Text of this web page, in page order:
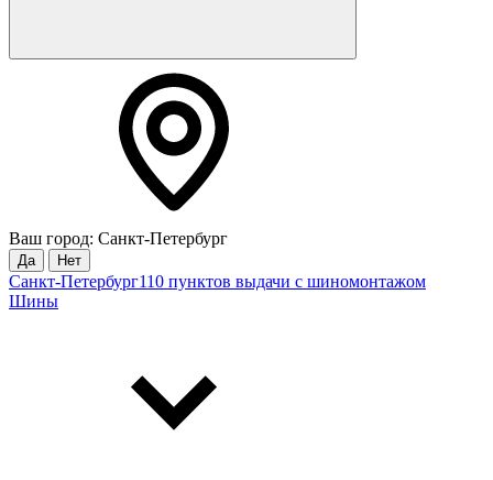
Ваш город: Санкт-Петербург
Да Нет
Санкт-Петербург110 пунктов выдачи с шиномонтажом
Шины